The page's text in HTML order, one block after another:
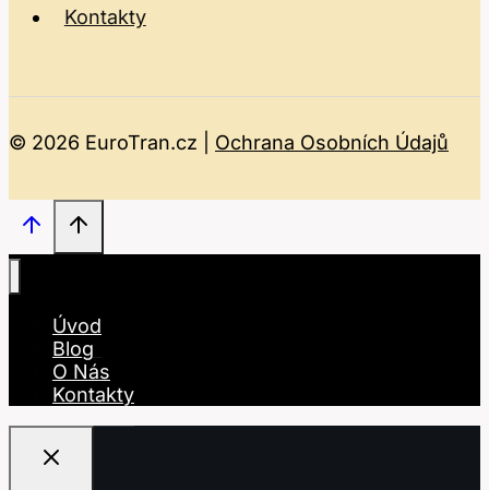
Kontakty
© 2026 EuroTran.cz | Ochrana Osobních Údajů
Úvod
Blog
O Nás
Kontakty